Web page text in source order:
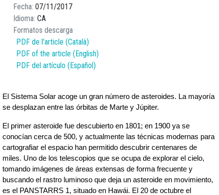
Fecha 07/11/2017
Idioma CA
Formatos descarga
PDF de l'article (Català)
PDF of the article (English)
PDF del artículo (Español)
El Sistema Solar acoge un gran número de asteroides. La mayoría
se desplazan entre las órbitas de Marte y Júpiter.
El primer asteroide fue descubierto en 1801; en 1900 ya se
conocían cerca de 500, y actualmente las técnicas modernas para
cartografiar el espacio han permitido descubrir centenares de
miles. Uno de los telescopios que se ocupa de explorar el cielo,
tomando imágenes de áreas extensas de forma frecuente y
buscando el rastro luminoso que deja un asteroide en movimiento,
es el PANSTARRS 1, situado en Hawái. El 20 de octubre el